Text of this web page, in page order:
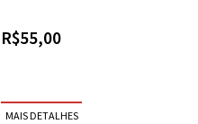
R$55,00